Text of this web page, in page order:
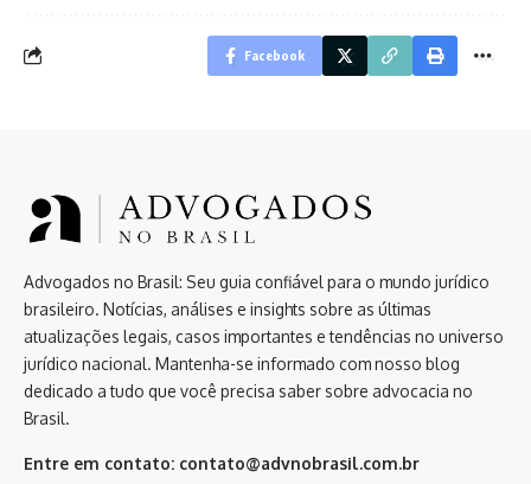
Facebook
Advogados no Brasil: Seu guia confiável para o mundo jurídico
brasileiro. Notícias, análises e insights sobre as últimas
atualizações legais, casos importantes e tendências no universo
jurídico nacional. Mantenha-se informado com nosso blog
dedicado a tudo que você precisa saber sobre advocacia no
Brasil.
Entre em contato: contato@advnobrasil.com.br